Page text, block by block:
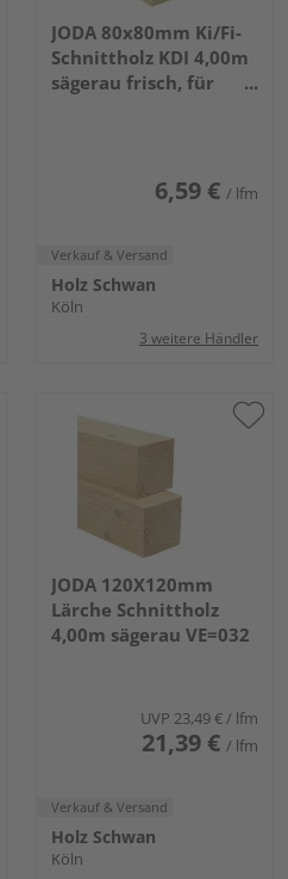
JODA 80x80mm Ki/Fi-
Schnittholz KDI 4,00m
sägerau frisch, für
6,59 € / lfm
Verkauf & Versand
Holz Schwan
Köln
3 weitere Händler
JODA 120X120mm
Lärche Schnittholz
4,00m sägerau VE=032
UVP 23,49 €/ lfm
21,39 € / lfm
Verkauf & Versand
Holz Schwan
Köln